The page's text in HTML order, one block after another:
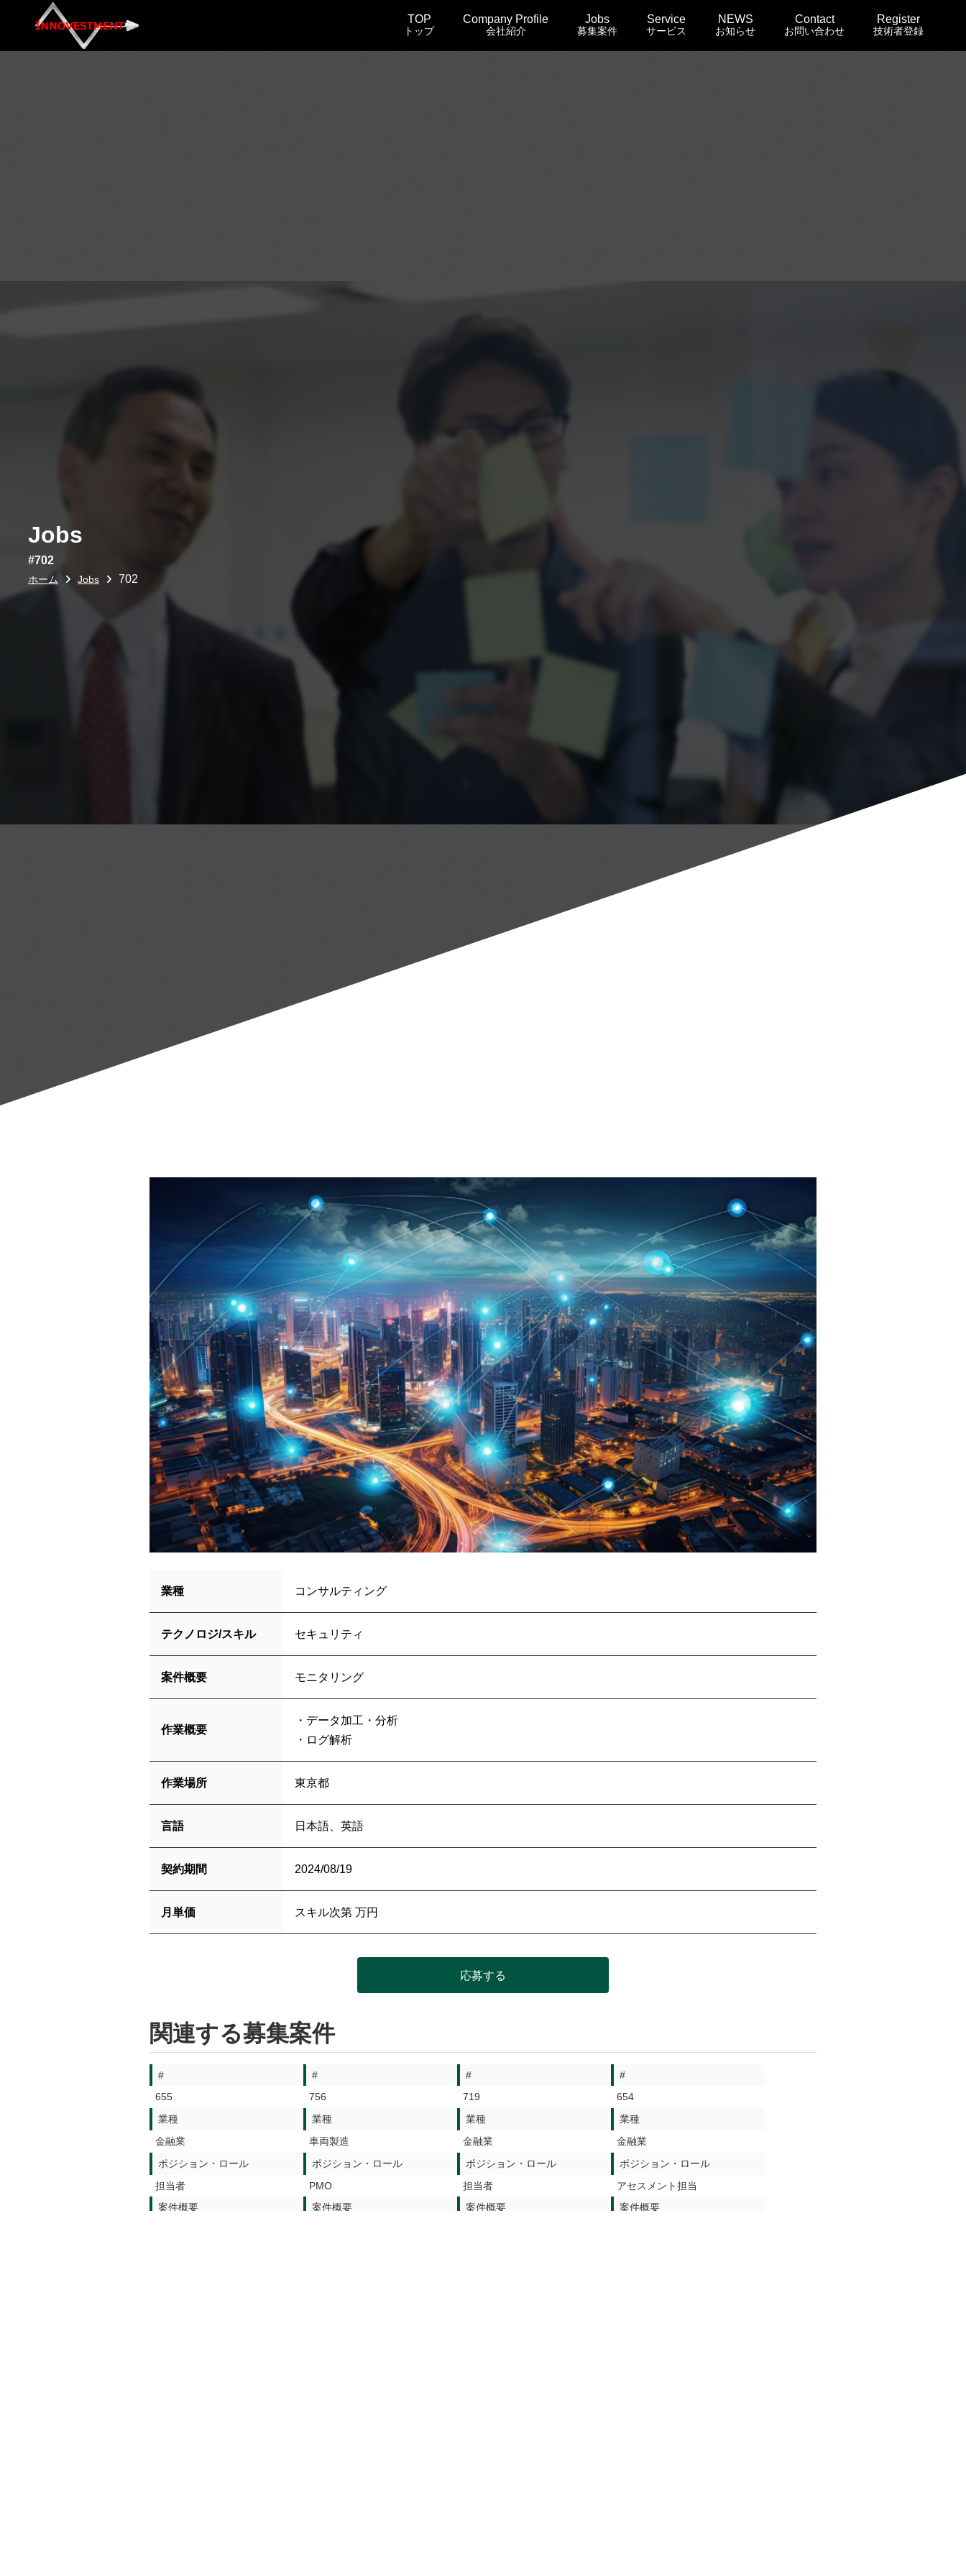
TOP
トップ
Company Profile
会社紹介
Jobs
募集案件
Service
サービス
NEWS
お知らせ
Contact
お問い合わせ
Register
技術者登録
Jobs
#702
ホーム Jobs 702
業種 コンサルティング
テクノロジ/スキル セキュリティ
案件概要 モニタリング
作業概要
・データ加工・分析
・ログ解析
作業場所 東京都
言語 日本語、英語
契約期間 2024/08/19
月単価 スキル次第 万円
応募する
関連する募集案件
#
655
業種
金融業
ポジション・ロール
担当者
案件概要
#
756
業種
車両製造
ポジション・ロール
PMO
案件概要
#
719
業種
金融業
ポジション・ロール
担当者
案件概要
#
654
業種
金融業
ポジション・ロール
アセスメント担当
案件概要